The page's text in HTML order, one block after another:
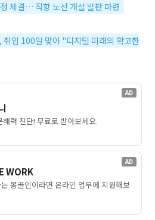
체결… 직항 노선 개설 발판 마련
취임 100일 맞아 "디지털 미래의 확고한
AD
해력 진단! 무료로 받아보세요.
AD
WORK
몽골인이라면 온라인 업무에 지원해보